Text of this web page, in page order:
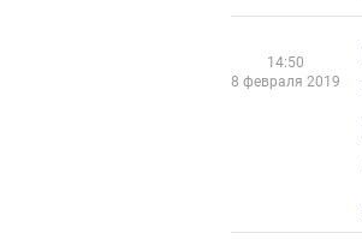
14:50
8 февраля 2019